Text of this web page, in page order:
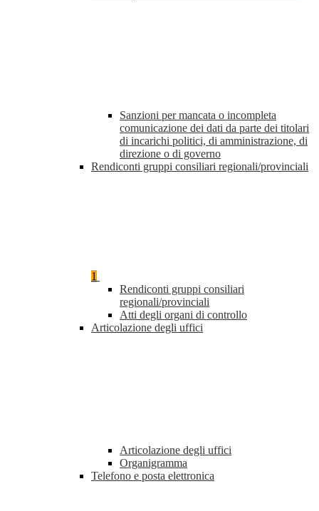
Sanzioni per mancata o incompleta
comunicazione dei dati da parte dei titolari
di incarichi politici, di amministrazione, di
direzione o di governo
Rendiconti gruppi consiliari regionali/provinciali
1
Rendiconti gruppi consiliari
regionali/provinciali
Atti degli organi di controllo
Articolazione degli uffici
Articolazione degli uffici
Organigramma
Telefono e posta elettronica